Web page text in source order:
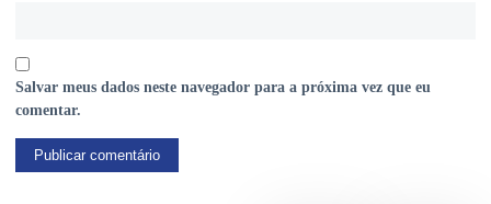
Salvar meus dados neste navegador para a próxima vez que eu
comentar.